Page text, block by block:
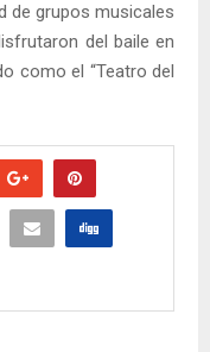
de grupos musicales
del baile en
como el “Teatro del